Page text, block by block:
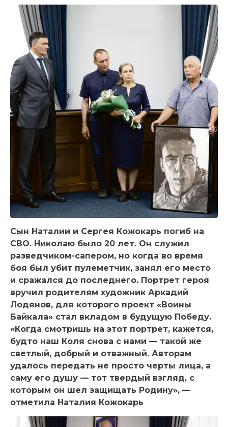
Сын Наталии и Сергея Кожокарь погиб на
СВО. Николаю было 20 лет. Он служил
разведчиком-сапером, но когда во время
боя был убит пулеметчик, занял его место
и сражался до последнего. Портрет героя
вручил родителям художник Аркадий
Лодянов, для которого проект «Воины
Байкала» стал вкладом в будущую Победу.
«Когда смотришь на этот портрет, кажется,
будто наш Коля снова с нами — такой же
светлый, добрый и отважный. Авторам
удалось передать не просто черты лица, а
саму его душу — тот твердый взгляд, с
которым он шел защищать Родину», —
отметила Наталия Кожокарь